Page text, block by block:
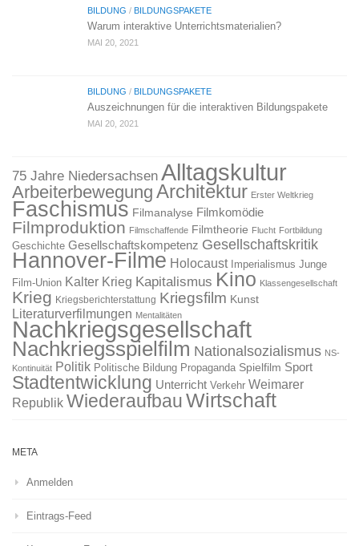
BILDUNG / BILDUNGSPAKETE
Warum interaktive Unterrichtsmaterialien?
MAI 20, 2021
BILDUNG / BILDUNGSPAKETE
Auszeichnungen für die interaktiven Bildungspakete
MAI 20, 2021
75 Jahre Niedersachsen Alltagskultur
Arbeiterbewegung Architektur Erster Weltkrieg
Faschismus Filmanalyse Filmkomödie
Filmproduktion Filmschaffende Filmtheorie Flucht Fortbildung
Geschichte Gesellschaftskompetenz Gesellschaftskritik
Hannover-Filme Holocaust Imperialismus Junge
Film-Union Kalter Krieg Kapitalismus Kino Klassengesellschaft
Krieg Kriegsberichterstattung Kriegsfilm Kunst
Literaturverfilmungen Mentalitäten
Nachkriegsgesellschaft
Nachkriegsspielfilm Nationalsozialismus NS-
Kontinuität Politik Politische Bildung Propaganda Spielfilm Sport
Stadtentwicklung Unterricht Verkehr Weimarer
Republik WiederaufbauWirtschaft
META
Anmelden
Eintrags-Feed